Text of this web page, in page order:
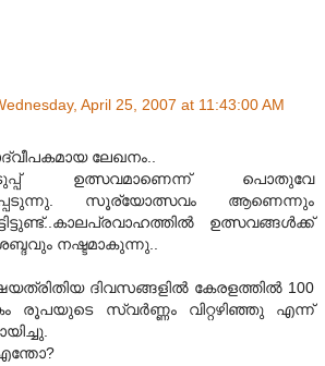
April 25, 2007 at 11:43:00 AM
ലേഖനം..
ഉത്സവമാണെന്ന് പൊതുവേ
സൂര്യോത്സവം ആണെന്നും
ഉത്സവങ്ങള്‍ക്ക്
നഷ്ടമാകുന്നു..
ദിവസങ്ങളില്‍ കേരളത്തില്‍ 100
രൂപയുടെ സ്വര്‍ണ്ണം വിറ്റഴിഞ്ഞു എന്ന്